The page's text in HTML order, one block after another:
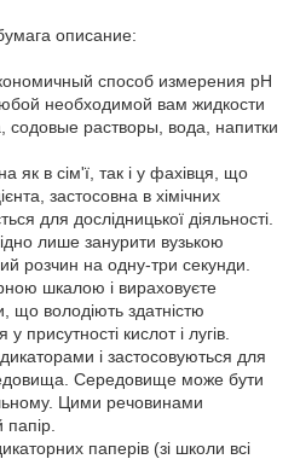
описание:
способ измерения рН
необходимой вам жидкости
растворы, вода, напитки
як в сім'ї, так і у фахівця, що
застосовна в хімічних
для дослідницької діяльності.
лише занурити вузькою
розчин на одну-три секунди.
шкалою і вираховуєте
що володіють здатністю
присутності кислот і лугів.
і застосовуються для
Середовище може бути
Цими речовинами
паперів (зі школи всі